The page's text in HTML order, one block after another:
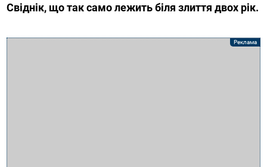
Свіднік, що так само лежить біля злиття двох рік.